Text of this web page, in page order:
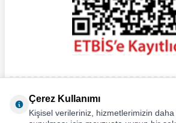
Çerez Kullanımı
Kişisel verileriniz, hizmetlerimizin